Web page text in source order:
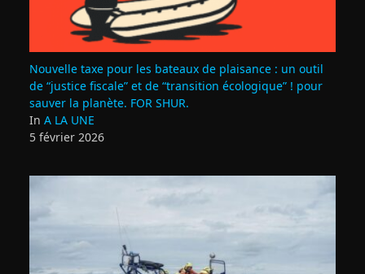
Nouvelle taxe pour les bateaux de plaisance : un outil
de “justice fiscale” et de “transition écologique” ! pour
sauver la planète. FOR SHUR.
In A LA UNE
5 février 2026